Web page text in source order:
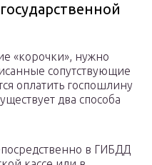
«корочки», нужно
сопутствующие
оплатить госпошлину
два способа
в ГИБДД